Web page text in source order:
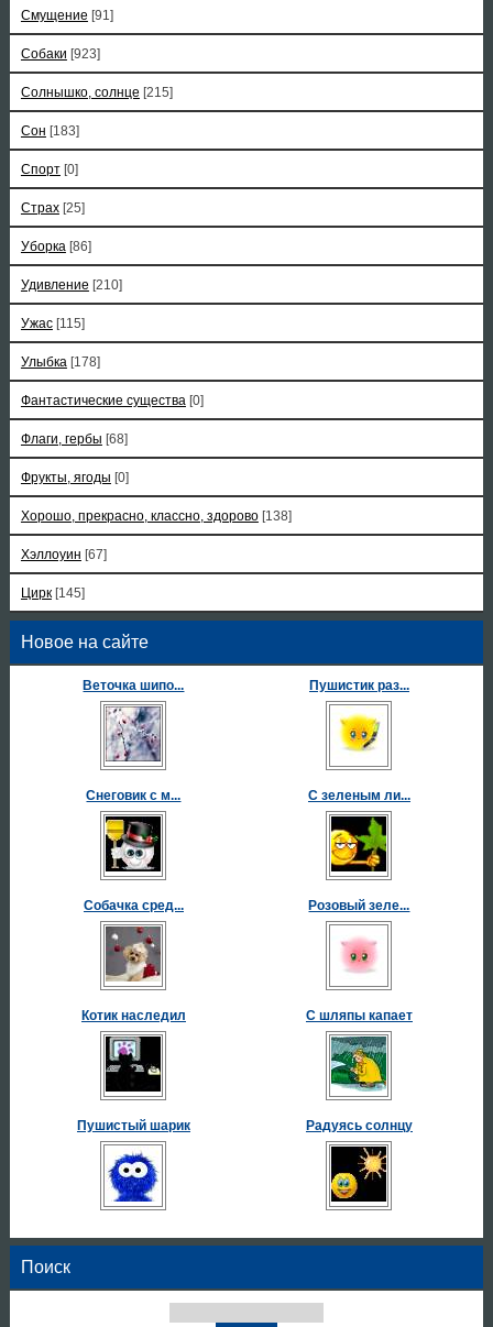
Смущение [91]
Собаки [923]
Солнышко, солнце [215]
Сон [183]
Спорт [0]
Страх [25]
Уборка [86]
Удивление [210]
Ужас [115]
Улыбка [178]
Фантастические существа [0]
Флаги, гербы [68]
Фрукты, ягоды [0]
Хорошо, прекрасно, классно, здорово [138]
Хэллоуин [67]
Цирк [145]
Новое на сайте
Веточка шипо... Пушистик раз...
Снеговик с м... С зеленым ли...
Собачка сред... Розовый зеле...
Котик наследил С шляпы капает
Пушистый шарик Радуясь солнцу
Поиск